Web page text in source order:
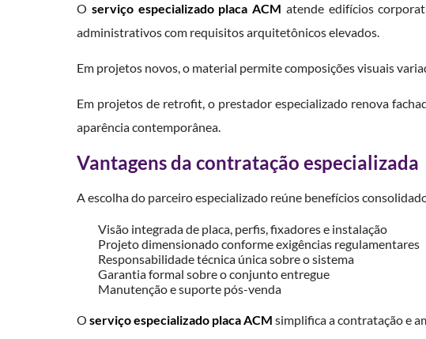
O serviço especializado placa ACM atende edifícios
administrativos com requisitos arquitetônicos elevados.
Em projetos novos, o material permite composições visuais
Em projetos de retrofit, o prestador especializado renova
aparência contemporânea.
Vantagens da contratação especializada
A escolha do parceiro especializado reúne benefícios
Visão integrada de placa, perfis, fixadores e instalação
Projeto dimensionado conforme exigências regulamentares
Responsabilidade técnica única sobre o sistema
Garantia formal sobre o conjunto entregue
Manutenção e suporte pós-venda
Oserviço especializado placa ACM simplifica a contratação e